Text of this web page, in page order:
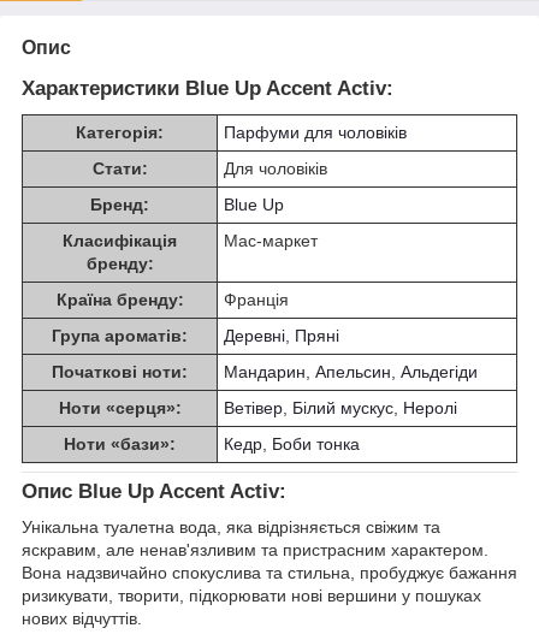
Опис
Характеристики Blue Up Accent Activ:
Категорія:
Парфуми для чоловіків
Стати:
Для чоловіків
Бренд:
Blue Up
Класифікація
бренду:
Мас-маркет
Країна бренду:
Франція
Група ароматів:
Деревні Пряні
Початкові ноти:
Мандарин Апельсин Альдегіди
Ноти «серця»:
Ветівер Білий мускус Неролі
Ноти «бази»:
Кедр Боби тонка
Опис Blue Up Accent Activ:
Унікальна туалетна вода, яка відрізняється свіжим та
яскравим, але ненав'язливим та пристрасним характером.
Вона надзвичайно спокуслива та стильна, пробуджує бажання
ризикувати, творити, підкорювати нові вершини у пошуках
нових відчуттів.